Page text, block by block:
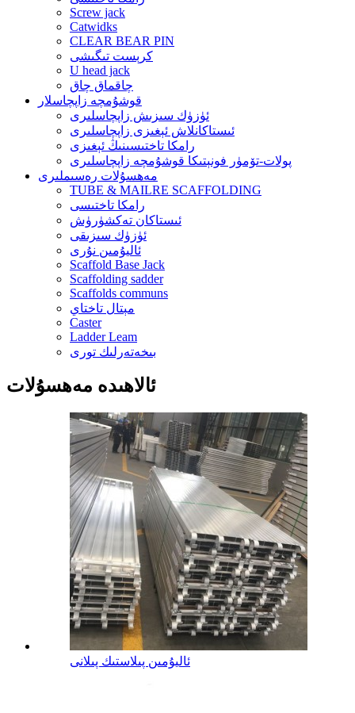
Screw jack
Catwidks
CLEAR BEAR PIN
كرېست تىگىشى
U head jack
چاقماق چاق
قوشۇمچە زاپچاسلار
ئۈزۈك سىزىش زاپچاسلىرى
ئىستاكانلاش ئېغىزى زاپچاسلىرى
رامكا تاختىسىنىڭ ئېغىزى
پولات-تۆمۈر فونېتىكا قوشۇمچە زاپچاسلىرى
مەھسۇلات رەسىملىرى
TUBE & MAILRE SCAFFOLDING
رامكا تاختىسى
ئىستاكان تەكشۈرۈش
ئۈزۈك سىزىقى
ئاليۇمىن نۇرى
Scaffold Base Jack
Scaffolding sadder
Scaffolds communs
مېتال تاختاي
Caster
Ladder Leam
بىخەتەرلىك تورى
ئالاھىدە مەھسۇلات
ئاليۇمىن پىلاستىك پىلانى